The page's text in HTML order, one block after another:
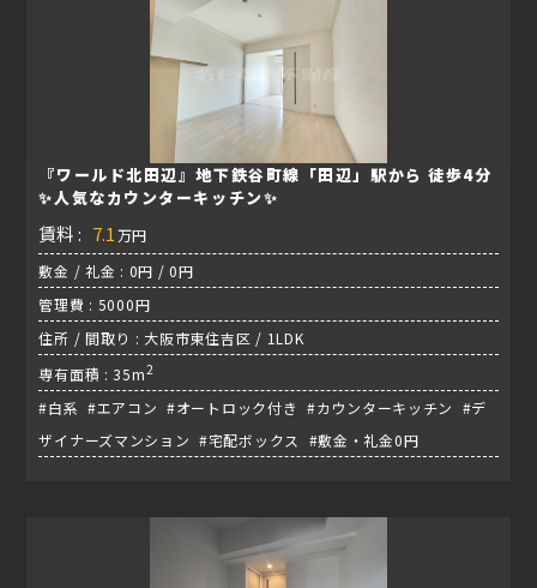
『ワールド北田辺』地下鉄谷町線「田辺」駅から 徒歩4分
✨人気なカウンターキッチン✨
賃料 : 7.1 万円
敷金 / 礼金 : 0円 / 0円
管理費 : 5000円
住所 / 間取り : 大阪市東住吉区 / 1LDK
専有面積 : 35m2
#白系 #エアコン #オートロック付き #カウンターキッチン #デ
ザイナーズマンション #宅配ボックス #敷金・礼金0円